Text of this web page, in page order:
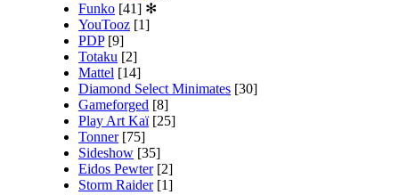
Funko [41] ✻
YouTooz [1]
PDP [9]
Totaku [2]
Mattel [14]
Diamond Select Minimates [30]
Gameforged [8]
Play Art Kaï [25]
Tonner [75]
Sideshow [35]
Eidos Pewter [2]
Storm Raider [1]